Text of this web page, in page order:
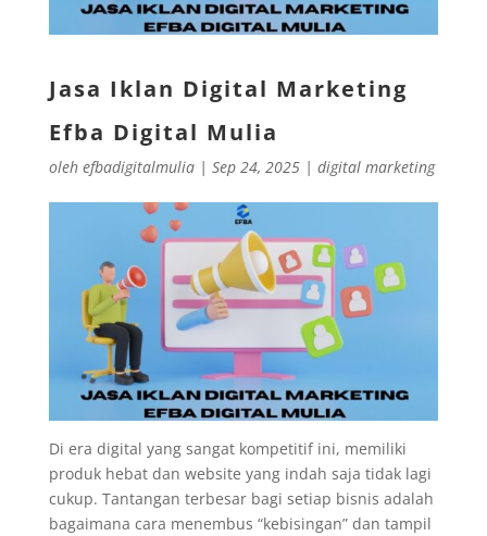
Jasa Iklan Digital Marketing
Efba Digital Mulia
oleh efbadigitalmulia| Sep 24, 2025| digital marketing
Di era digital yang sangat kompetitif ini, memiliki
produk hebat dan website yang indah saja tidak lagi
cukup. Tantangan terbesar bagi setiap bisnis adalah
bagaimana cara menembus “kebisingan” dan tampil